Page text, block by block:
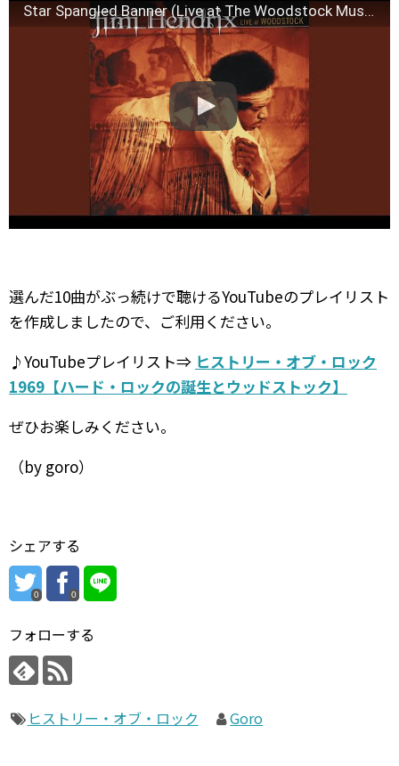
Star Spangled Banner (Live at The Woodstock Music & Art Fair, August 18, 1969)
選んだ10曲がぶっ続けで聴けるYouTubeのプレイリスト
を作成しましたので、ご利用ください。
♪YouTubeプレイリスト⇒ ヒストリー・オブ・ロック
1969【ハード・ロックの誕生とウッドストック】
ぜひお楽しみください。
（by goro）
シェアする
0 0
フォローする
ヒストリー・オブ・ロック Goro